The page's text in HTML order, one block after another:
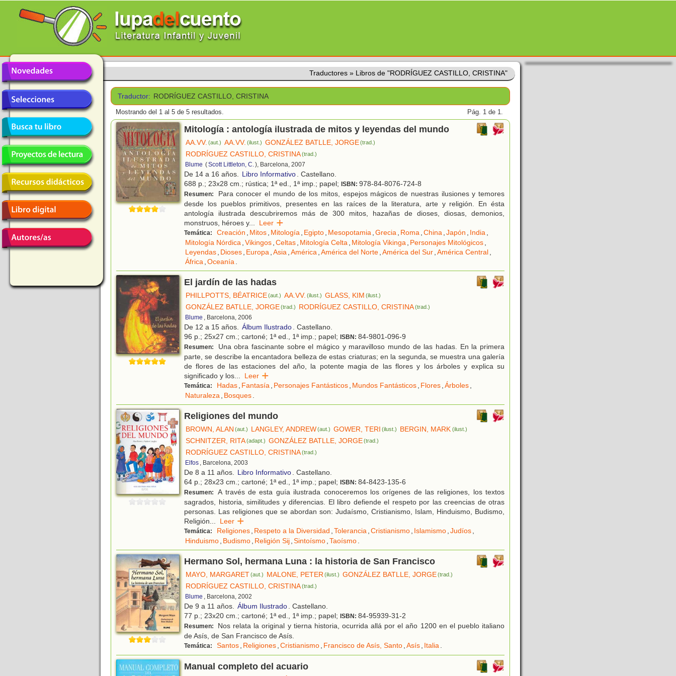
Traductores » Libros de "RODRÍGUEZ CASTILLO, CRISTINA"
Traductor: RODRÍGUEZ CASTILLO, CRISTINA
Mostrando del 1 al 5 de 5 resultados. Pág. 1 de 1.
Mitología : antología ilustrada de mitos y leyendas del mundo
AA.VV. (aut.) AA.VV. (ilust.) GONZÁLEZ BATLLE, JORGE (trad.)
RODRÍGUEZ CASTILLO, CRISTINA(trad.)
Blume (Scott Littleton, C.), Barcelona, 2007
De 14 a 16 años. Libro Informativo. Castellano.
688 p.; 23x28 cm.; rústica; 1ª ed., 1ª imp.; papel; ISBN: 978-84-8076-724-8
Resumen:
Para conocer el mundo de los mitos, espejos mágicos de nuestras ilusiones y temores
desde los pueblos primitivos, presentes en las raíces de la literatura, arte y religión. En ésta
antología ilustrada descubriremos más de 300 mitos, hazañas de dioses, diosas, demonios,
monstruos, héroes y... Leer
Temática: Creación , Mitos, Mitología, Egipto, Mesopotamia,Grecia, Roma,China,Japón , India,
Mitología Nórdica,Vikingos,Celtas, Mitología Celta, Mitología Vikinga, Personajes Mitológicos,
Leyendas, Dioses, Europa,Asia,América,América del Norte,América del Sur,América Central,
África,Oceanía.
El jardín de las hadas
PHILLPOTTS, BÉATRICE(aut.) AA.VV. (ilust.) GLASS, KIM (ilust.)
GONZÁLEZ BATLLE, JORGE(trad.) RODRÍGUEZ CASTILLO, CRISTINA(trad.)
Blume , Barcelona, 2006
De 12 a 15 años. Álbum Ilustrado. Castellano.
96 p.; 25x27 cm.; cartoné; 1ª ed., 1ª imp.; papel; ISBN: 84-9801-096-9
Resumen:
Una obra fascinante sobre el mágico y maravilloso mundo de las hadas. En la primera
parte, se describe la encantadora belleza de estas criaturas; en la segunda, se muestra una galería
de flores de las estaciones del año, la potente magia de las flores y los árboles y explica su
significado y los... Leer
Temática: Hadas, Fantasía, Personajes Fantásticos, Mundos Fantásticos, Flores,Árboles,
Naturaleza, Bosques.
Religiones del mundo
BROWN, ALAN (aut.) LANGLEY, ANDREW(aut.) GOWER, TERI (ilust.) BERGIN, MARK (ilust.)
SCHNITZER, RITA(adapt.) GONZÁLEZ BATLLE, JORGE(trad.)
RODRÍGUEZ CASTILLO, CRISTINA(trad.)
Elfos , Barcelona, 2003
De 8 a 11 años. Libro Informativo. Castellano.
64 p.; 28x23 cm.; cartoné; 1ª ed., 1ª imp.; papel; ISBN: 84-8423-135-6
Resumen:
A través de esta guía ilustrada conoceremos los orígenes de las religiones, los textos
sagrados, historia, similitudes y diferencias. El libro defiende el respeto por las creencias de otras
personas. Las religiones que se abordan son: Judaísmo, Cristianismo, Islam, Hinduismo, Budismo,
Religión... Leer
Temática: Religiones, Respeto a la Diversidad ,Tolerancia,Cristianismo, Islamismo,Judíos,
Hinduismo, Budismo, Religión Sij,Sintoísmo,Taoísmo.
Hermano Sol, hermana Luna : la historia de San Francisco
MAYO, MARGARET(aut.) MALONE, PETER(ilust.) GONZÁLEZ BATLLE, JORGE (trad.)
RODRÍGUEZ CASTILLO, CRISTINA(trad.)
Blume , Barcelona, 2002
De 9 a 11 años. Álbum Ilustrado. Castellano.
77 p.; 23x20 cm.; cartoné; 1ª ed., 1ª imp.; papel; ISBN: 84-95939-31-2
Resumen:
Nos relata la original y tierna historia, ocurrida allá por el año 1200 en el pueblo italiano
de Asís, de San Francisco de Asís.
Temática: Santos, Religiones,Cristianismo, Francisco de Asís, Santo,Asís, Italia.
Manual completo del acuario